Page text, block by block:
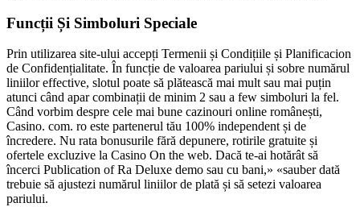
Funcții Și Simboluri Speciale
Prin utilizarea site-ului accepți Termenii și Condițiile și Planificacion
de Confidențialitate. În funcție de valoarea pariului și sobre numărul
liniilor effective, slotul poate să plătească mai mult sau mai puțin
atunci când apar combinații de minim 2 sau a few simboluri la fel.
Când vorbim despre cele mai bune cazinouri online românești,
Casino. com. ro este partenerul tău 100% independent și de
încredere. Nu rata bonusurile fără depunere, rotirile gratuite și
ofertele excluzive la Casino On the web. Dacă te-ai hotărât să
încerci Publication of Ra Deluxe demo sau cu bani,» «sauber dată
trebuie să ajustezi numărul liniilor de plată și să setezi valoarea
pariului.